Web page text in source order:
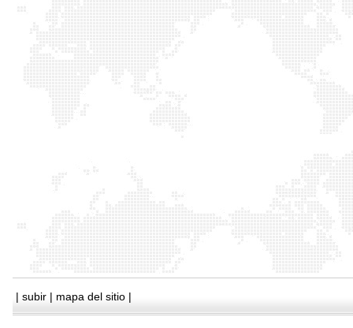
| subir | mapa del sitio |